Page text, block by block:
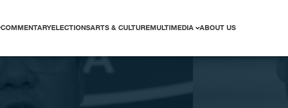
COMMENTARYELECTIONSARTS & CULTUREMULTIMEDIA ABOUT US